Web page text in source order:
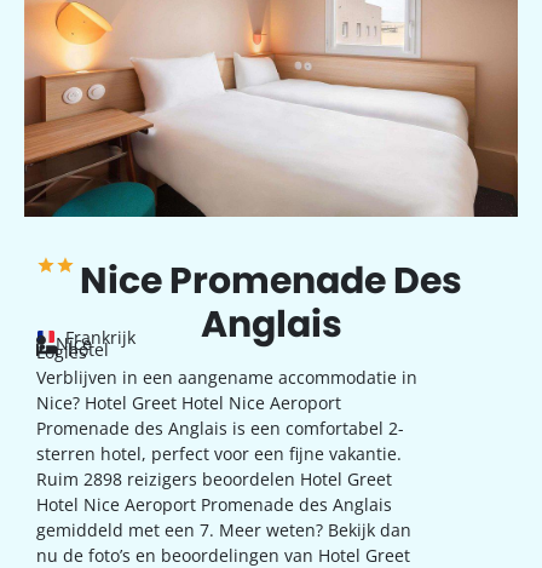
Nice Promenade Des
Anglais
Frankrijk
Nice
hotel
Logies
Verblijven in een aangename accommodatie in
Nice? Hotel Greet Hotel Nice Aeroport
Promenade des Anglais is een comfortabel 2-
sterren hotel, perfect voor een fijne vakantie.
Ruim 2898 reizigers beoordelen Hotel Greet
Hotel Nice Aeroport Promenade des Anglais
gemiddeld met een 7. Meer weten? Bekijk dan
nu de foto’s en beoordelingen van Hotel Greet